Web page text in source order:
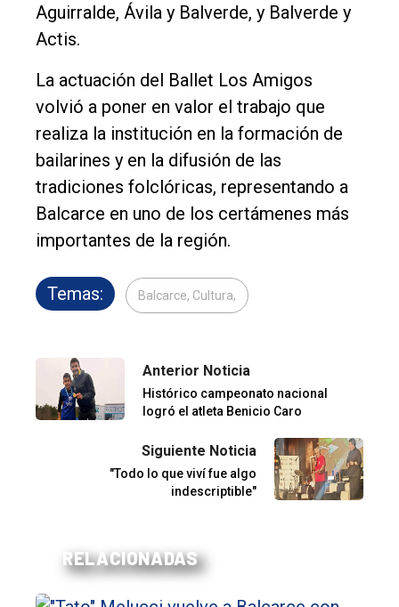
Aguirralde, Ávila y Balverde, y Balverde y
Actis.
La actuación del Ballet Los Amigos
volvió a poner en valor el trabajo que
realiza la institución en la formación de
bailarines y en la difusión de las
tradiciones folclóricas, representando a
Balcarce en uno de los certámenes más
importantes de la región.
Temas: Balcarce, Cultura,
Anterior Noticia
Histórico campeonato nacional
logró el atleta Benicio Caro
Siguiente Noticia
"Todo lo que viví fue algo
indescriptible"
RELACIONADAS